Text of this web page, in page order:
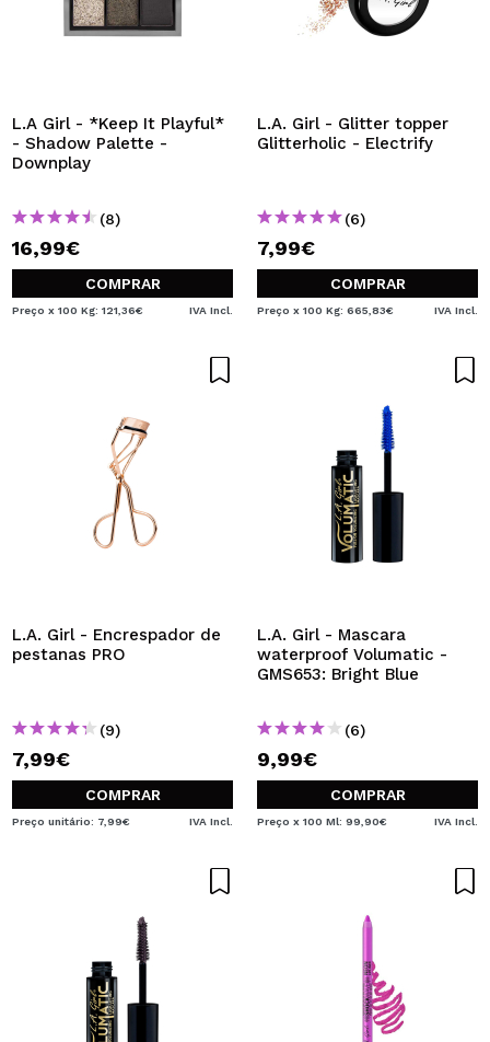
L.A Girl - *Keep It Playful*
- Shadow Palette -
Downplay
(8)
16,99€
COMPRAR
Preço x 100 Kg: 121,36€ IVA Incl.
L.A. Girl - Glitter topper
Glitterholic - Electrify
(6)
7,99€
COMPRAR
Preço x 100 Kg: 665,83€ IVA Incl.
L.A. Girl - Encrespador de
pestanas PRO
(9)
7,99€
COMPRAR
Preço unitário: 7,99€ IVA Incl.
L.A. Girl - Mascara
waterproof Volumatic -
GMS653: Bright Blue
(6)
9,99€
COMPRAR
Preço x 100 Ml: 99,90€ IVA Incl.